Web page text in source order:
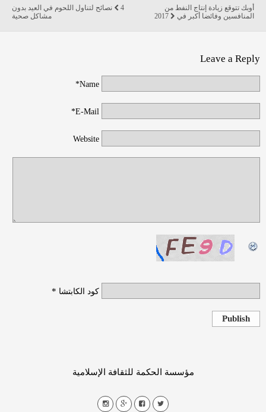
4 نصائح لتناول اللحوم في العيد بدون
مشاكل صحية
أوبك تتوقع زيادة إنتاج النفط من
المنافسين وفائضا أكبر في 2017
Leave a Reply
Name*
E-Mail*
Website
كود الكابتشا *
Publish
مؤسسة الحكمة للثقافة الإسلامية